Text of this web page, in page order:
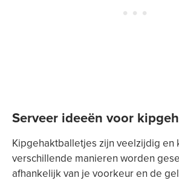
Serveer ideeën voor
Kipgehaktballetjes zijn veelzijdig en
verschillende manieren worden
afhankelijk van je voorkeur en de